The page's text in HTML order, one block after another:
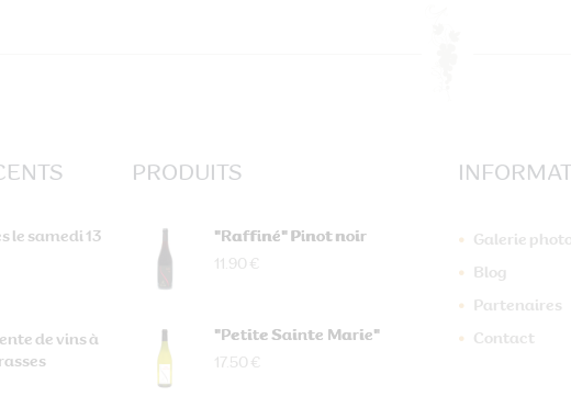
le samedi 13
de vins à
PRODUITS
"Raffiné" Pinot noir
11.90 €
"Petite Sainte Marie"
17.50 €
Galerie photo
Blog
Partenaires
Contact